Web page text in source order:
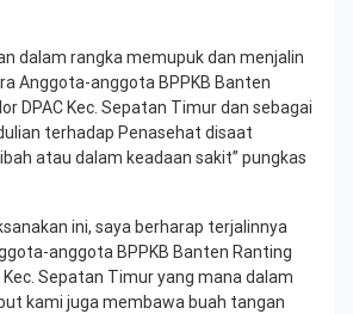
dalam rangka memupuk dan menjalin
Anggota-anggota BPPKB Banten
DPAC Kec. Sepatan Timur dan sebagai
terhadap Penasehat disaat
atau dalam keadaan sakit” pungkas
ini, saya berharap terjalinnya
anggota BPPKB Banten Ranting
Kec. Sepatan Timur yang mana dalam
kami juga membawa buah tangan